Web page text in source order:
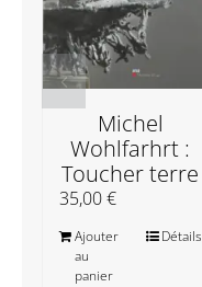
Michel
Wohlfarhrt :
Toucher terre
35,00€
Ajouter
au
panier
Détails